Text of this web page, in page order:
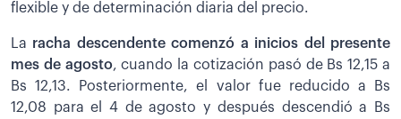
flexible y de determinación diaria del precio.
La racha descendente comenzó a inicios del presente
mes de agosto, cuando la cotización pasó de Bs 12,15 a
Bs 12,13. Posteriormente, el valor fue reducido a Bs
12,08 para el 4 de agosto y después descendió a Bs